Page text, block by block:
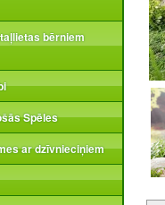
bērniem
Spēles
ar dzīvnieciņiem